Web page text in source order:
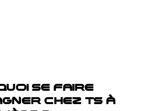
SE FAIRE
CHEZ TS À